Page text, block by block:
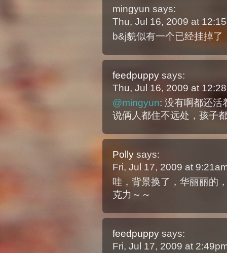
mingyun says:
Thu, Jul 16, 2009 at
b&j貌似有一个已经挂掉了
feedpuppy says:
Thu, Jul 16, 2009 at
@mingyun: 没有啊都还活
说俩人都住不远处，孩子
Polly says:
Fri, Jul 17, 2009 at
哇，背景换了，华丽丽的
克力～～
feedpuppy says:
Fri, Jul 17, 2009 at